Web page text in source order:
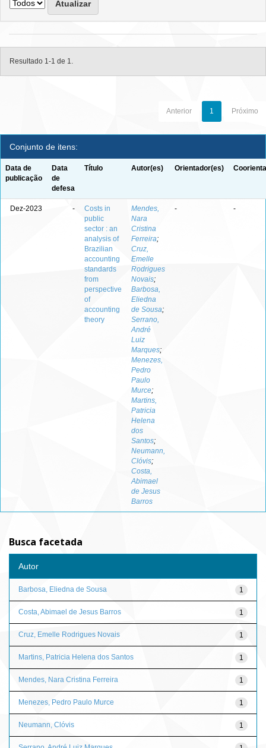
Resultado 1-1 de 1.
Anterior 1 Próximo
Conjunto de itens:
Data de
publicação
Data
de
defesa
Título Autor(es) Orientador(es)
Dez-2023 -
Costs in
public
sector : an
analysis of
Brazilian
accounting
standards
from
perspective
of
accounting
theory
Mendes,
Nara
Cristina
Ferreira;
Cruz,
Emelle
Rodrigues
Novais;
Barbosa,
Eliedna
de Sousa;
Serrano,
André
Luiz
Marques;
Menezes,
Pedro
Paulo
Murce;
Martins,
Patricia
Helena
dos
Santos;
Neumann,
Clóvis;
Costa,
Abimael
de Jesus
Barros
- -
Busca facetada
Autor
1
Barbosa, Eliedna de Sousa
1
Costa, Abimael de Jesus Barros
1
Cruz, Emelle Rodrigues Novais
1
Martins, Patricia Helena dos Santos
1
Mendes, Nara Cristina Ferreira
1
Menezes, Pedro Paulo Murce
1
Neumann, Clóvis